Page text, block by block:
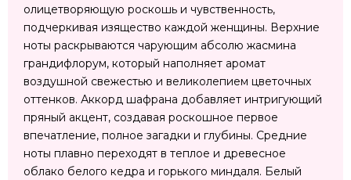
олицетворяющую роскошь и чувственность,
подчеркивая изящество каждой женщины. Верхние
ноты раскрываются чарующим абсолю жасмина
грандифлорум, который наполняет аромат
воздушной свежестью и великолепием цветочных
оттенков. Аккорд шафрана добавляет интригующий
пряный акцент, создавая роскошное первое
впечатление, полное загадки и глубины. Средние
ноты плавно переходят в теплое и древесное
облако белого кедра и горького миндаля. Белый